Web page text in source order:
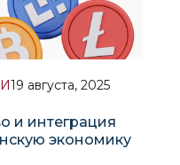
19 августа, 2025
и интеграция
экономику